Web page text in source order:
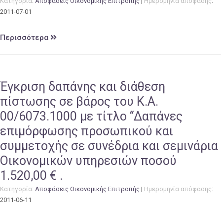
2011-07-01
Περισσότερα
Έγκριση δαπάνης και διάθεση
πίστωσης σε βάρος του Κ.Α.
00/6073.1000 με τίτλο “Δαπάνες
επιμόρφωσης προσωπικού και
συμμετοχής σε συνέδρια και σεμινάρια
Οικονομικών υπηρεσιών ποσού
1.520,00 € .
Κατηγορία: Αποφάσεις Οικονομικής Επιτροπής | Ημερομηνία απόφασης:
2011-06-11